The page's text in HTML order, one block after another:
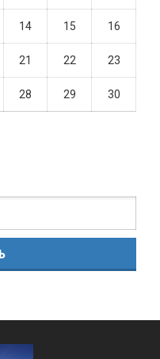
14 15 16
21 22 23
28 29 30